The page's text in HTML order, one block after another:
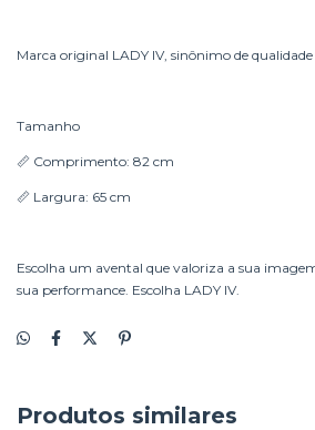
Marca original LADY IV, sinônimo de
Tamanho
📏 Comprimento: 82 cm
📏 Largura: 65 cm
Escolha um avental que valoriza a sua
sua performance. Escolha LADY IV.
Produtos similares